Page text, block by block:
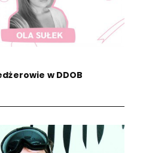
w DDOB